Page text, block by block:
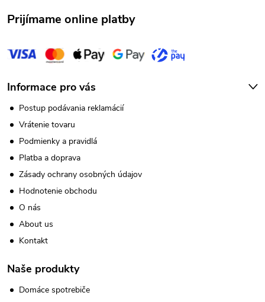
e
Prijímame online platby
Informace pro vás
Postup podávania reklamácií
Vrátenie tovaru
Podmienky a pravidlá
Platba a doprava
Zásady ochrany osobných údajov
Hodnotenie obchodu
O nás
About us
Kontakt
Naše produkty
Domáce spotrebiče